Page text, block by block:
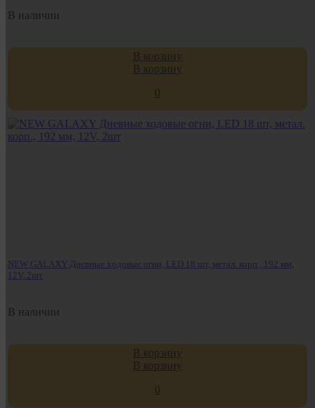
В наличии
В корзину
В корзину
0
NEW GALAXY Дневные ходовые огни, LED 18 шт, метал. корп., 192 мм,
12V, 2шт
В наличии
В корзину
В корзину
0